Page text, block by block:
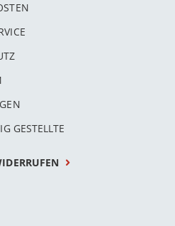
GESTELLTE